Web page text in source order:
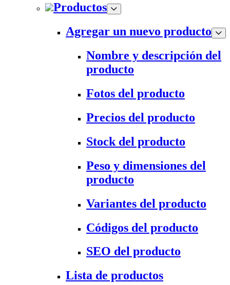
Productos
Agregar un nuevo producto
Nombre y descripción del
producto
Fotos del producto
Precios del producto
Stock del producto
Peso y dimensiones del
producto
Variantes del producto
Códigos del producto
SEO del producto
Lista de productos